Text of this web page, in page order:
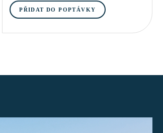
PŘIDAT DO POPTÁVKY